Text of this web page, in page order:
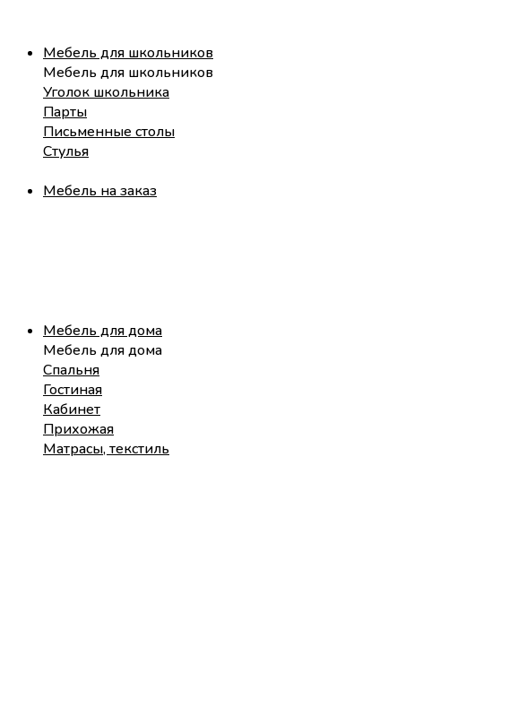
Мебель для школьников
Мебель для школьников
Уголок школьника
Парты
Письменные столы
Стулья
Мебель на заказ
Мебель для дома
Мебель для дома
Спальня
Гостиная
Кабинет
Прихожая
Матрасы, текстиль